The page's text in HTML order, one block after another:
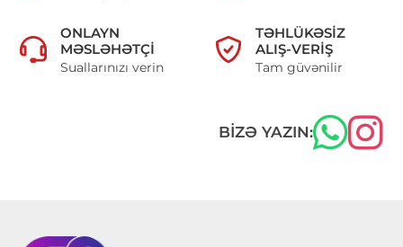
ONLAYN
MƏSLƏHƏTÇI
Suallarınızı verin
TƏHLÜKƏSIZ
ALIŞ-VERIŞ
Tam güvənilir
BIZƏ YAZIN: